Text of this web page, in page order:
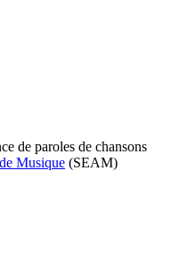
de paroles de chansons
Musique (SEAM)